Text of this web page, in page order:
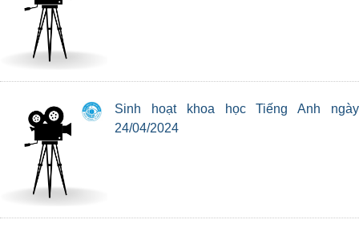
Sinh hoạt khoa học Tiếng Anh ngày
24/04/2024